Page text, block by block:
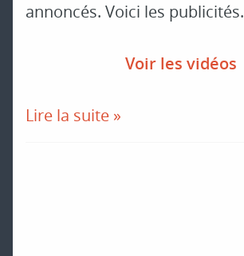
annoncés. Voici les publicités.
Voir les vidéos
Lire la suite »